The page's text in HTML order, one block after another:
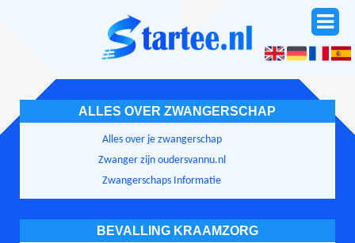
ALLES OVER ZWANGERSCHAP
Alles over je zwangerschap
Zwanger zijn oudersvannu.nl
Zwangerschaps Informatie
BEVALLING KRAAMZORG